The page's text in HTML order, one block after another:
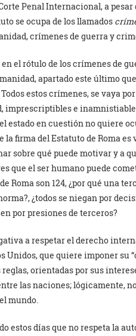
Penal Internacional, a
se ocupa de los llamados
crímenes de guerra y
el rótulo de los crímenes de
apartado este último
estos crímenes, se vaya
imprescriptibles e
estado en cuestión no quiere
la firma del Estatuto de Roma
sobre qué puede motivar y a
que el ser humano puede
Roma son 124, ¿por qué una
¿todos se niegan por
por presiones de terceros?
a respetar el derecho
Unidos, que quiere imponer su
reglas, orientadas por sus
las naciones; lógicamente,
mundo.
estos días que no respeta la